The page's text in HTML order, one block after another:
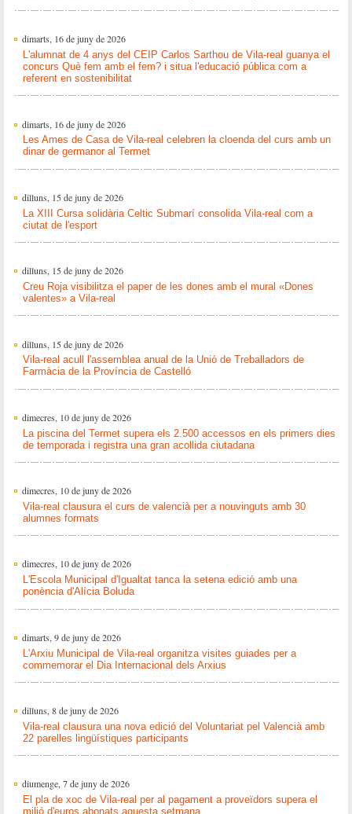
dimarts, 16 de juny de 2026
L'alumnat de 4 anys del CEIP Carlos Sarthou de Vila-real guanya el
concurs Què fem amb el fem? i situa l'educació pública com a
referent en sostenibilitat
dimarts, 16 de juny de 2026
Les Ames de Casa de Vila-real celebren la cloenda del curs amb un
dinar de germanor al Termet
dilluns, 15 de juny de 2026
La XIII Cursa solidària Celtic Submarí consolida Vila-real com a
ciutat de l'esport
dilluns, 15 de juny de 2026
Creu Roja visibilitza el paper de les dones amb el mural «Dones
valentes» a Vila-real
dilluns, 15 de juny de 2026
Vila-real acull l'assemblea anual de la Unió de Treballadors de
Farmàcia de la Província de Castelló
dimecres, 10 de juny de 2026
La piscina del Termet supera els 2.500 accessos en els primers dies
de temporada i registra una gran acollida ciutadana
dimecres, 10 de juny de 2026
Vila-real clausura el curs de valencià per a nouvinguts amb 30
alumnes formats
dimecres, 10 de juny de 2026
L'Escola Municipal d'Igualtat tanca la setena edició amb una
ponència d'Alícia Boluda
dimarts, 9 de juny de 2026
L'Arxiu Municipal de Vila-real organitza visites guiades per a
commemorar el Dia Internacional dels Arxius
dilluns, 8 de juny de 2026
Vila-real clausura una nova edició del Voluntariat pel Valencià amb
22 parelles lingüístiques participants
diumenge, 7 de juny de 2026
El pla de xoc de Vila-real per al pagament a proveïdors supera el
milió d'euros abonats aquesta setmana